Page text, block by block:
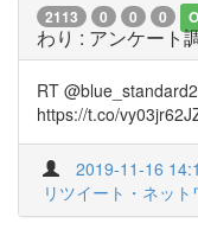
2113 0 0 0
わり : アンケート
RT
https://t.co/
2019-11-16
リツイート・ネット